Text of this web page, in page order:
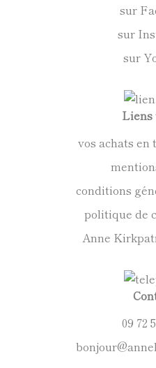
sur
sur
sur
Liens
vos achats en
conditions
politique de
Anne
09 72